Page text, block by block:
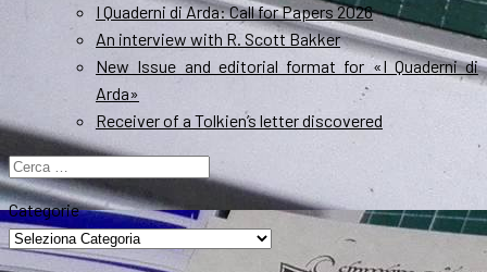
I Quaderni di Arda: Call for Papers 2026
An interview with R. Scott Bakker
New Issue and editorial format for «I Quaderni di
Arda»
Receiver of a Tolkien’s letter discovered
Ricerca
per:
Categorie